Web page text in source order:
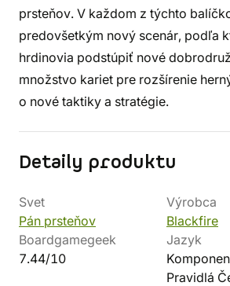
prsteňov. V každom z týchto
predovšetkým nový scenár, podľa
hrdinovia podstúpiť nové
množstvo kariet pre rozšírenie
o nové taktiky a stratégie.
Detaily produktu
Svet
Pán prsteňov
Výrobca
Blackfire
Boardgamegeek
7.44/10
Jazyk
Pravidlá